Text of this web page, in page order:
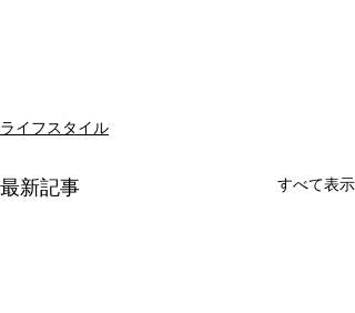
ライフスタイル
最新記事 すべて表示